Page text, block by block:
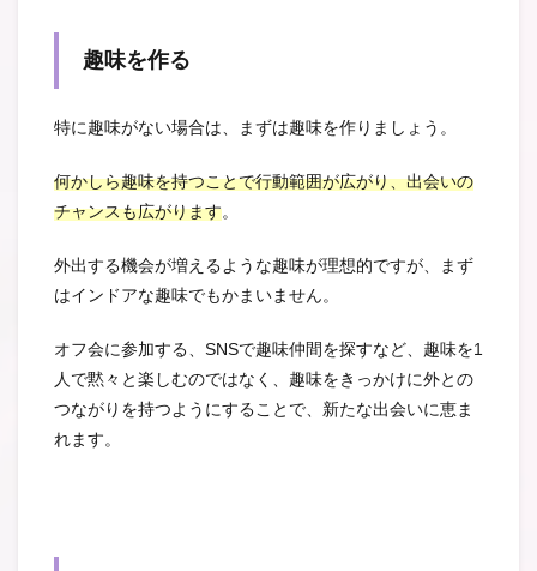
趣味を作る
特に趣味がない場合は、まずは趣味を作りましょう。
何かしら趣味を持つことで行動範囲が広がり、出会いの
チャンスも広がります。
外出する機会が増えるような趣味が理想的ですが、まず
はインドアな趣味でもかまいません。
オフ会に参加する、SNSで趣味仲間を探すなど、趣味を1
人で黙々と楽しむのではなく、趣味をきっかけに外との
つながりを持つようにすることで、新たな出会いに恵ま
れます。